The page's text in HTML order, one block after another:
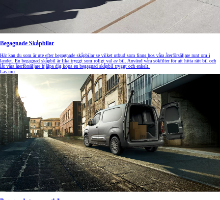
Begagnade Skåpbilar
Här kan du som är ute efter begagnade skåpbilar se vilket utbud som finns hos våra återförsäljare runt om i
landet. En begagnad skåpbil är lika tryggt som roligt val av bil. Använd våra sökfilter för att hitta rätt bil och
låt våra återförsäljare hjälpa dig köpa en begagnad skåpbil tryggt och enkelt.
Läs mer